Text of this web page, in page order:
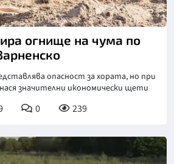
огнище на чума по
опасност за хората, но при
значителни икономически щети
0 239